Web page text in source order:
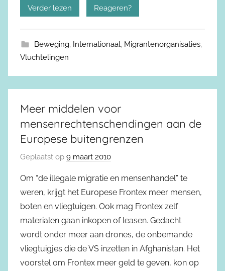
Verder lezen Reageren?
Beweging, Internationaal, Migrantenorganisaties,
Vluchtelingen
Meer middelen voor
mensenrechtenschendingen aan de
Europese buitengrenzen
Geplaatst op 9 maart 2010
Om “de illegale migratie en mensenhandel” te
weren, krijgt het Europese Frontex meer mensen,
boten en vliegtuigen. Ook mag Frontex zelf
materialen gaan inkopen of leasen. Gedacht
wordt onder meer aan drones, de onbemande
vliegtuigjes die de VS inzetten in Afghanistan. Het
voorstel om Frontex meer geld te geven, kon op